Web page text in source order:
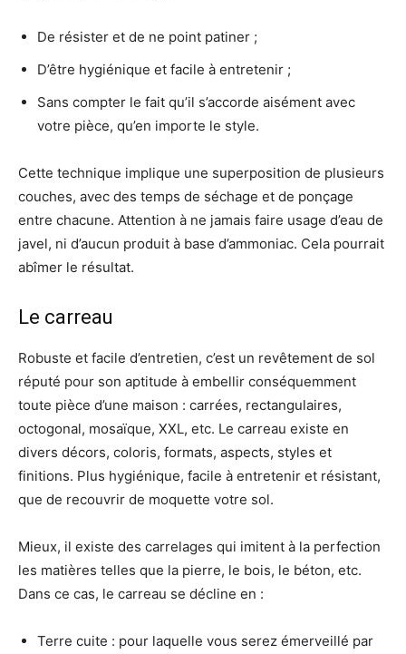
De résister et de ne point patiner ;
D’être hygiénique et facile à entretenir ;
Sans compter le fait qu’il s’accorde aisément avec
votre pièce, qu’en importe le style.
Cette technique implique une superposition de plusieurs
couches, avec des temps de séchage et de ponçage
entre chacune. Attention à ne jamais faire usage d’eau de
javel, ni d’aucun produit à base d’ammoniac. Cela pourrait
abîmer le résultat.
Le carreau
Robuste et facile d’entretien, c’est un revêtement de sol
réputé pour son aptitude à embellir conséquemment
toute pièce d’une maison : carrées, rectangulaires,
octogonal, mosaïque, XXL, etc. Le carreau existe en
divers décors, coloris, formats, aspects, styles et
finitions. Plus hygiénique, facile à entretenir et résistant,
que de recouvrir de moquette votre sol.
Mieux, il existe des carrelages qui imitent à la perfection
les matières telles que la pierre, le bois, le béton, etc.
Dans ce cas, le carreau se décline en :
Terre cuite : pour laquelle vous serez émerveillé par